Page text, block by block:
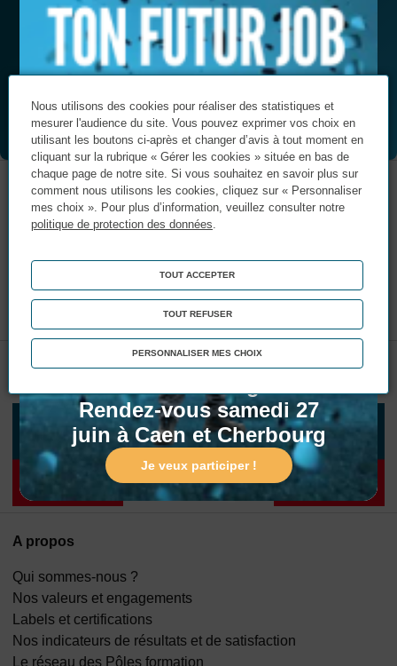
Portes Ouvertes !
Matinée Portes Ouvertes
Rendez-vous samedi 27
juin à Caen et Cherbourg
Je veux participer !
Vous souhaitez être
accompagné(e) dans votre
projet ?
Contactez-nous
A propos
Qui sommes-nous ?
Nos valeurs et engagements
Labels et certifications
Nos indicateurs de résultats et de satisfaction
Le réseau des Pôles formation
Certifications et labels
Nous utilisons des cookies pour réaliser des statistiques et
mesurer l'audience du site. Vous pouvez exprimer vos choix en
utilisant les boutons ci-après et changer d’avis à tout moment en
cliquant sur la rubrique « Gérer les cookies » située en bas de
chaque page de notre site. Si vous souhaitez en savoir plus sur
comment nous utilisons les cookies, cliquez sur « Personnaliser
mes choix ». Pour plus d’information, veuillez consulter notre
politique de protection des données
TOUT ACCEPTER
TOUT REFUSER
PERSONNALISER MES CHOIX